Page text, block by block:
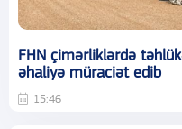
FHN çimərliklərdə
əhaliyə müraciət edib
15:46